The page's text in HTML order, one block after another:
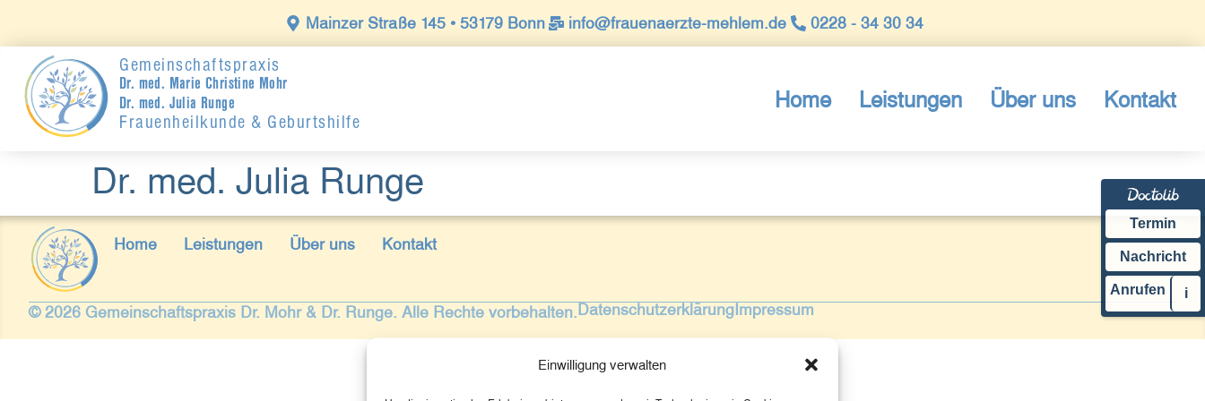
Einwilligung verwalten
Termin
Nachricht
Anrufen i
Mainzer Straße 145 • 53179 Bonn​ info@frauenaerzte-mehlem.de 0228 - 34 30 34
Gemeinschaftspraxis
Dr. med. Marie Christine Mohr
Dr. med. Julia Runge
Frauenheilkunde & Geburtshilfe
Home Leistungen Über uns Kontakt
Dr. med. Julia Runge
Home Leistungen Über uns Kontakt
© 2026 Gemeinschaftspraxis Dr. Mohr & Dr. Runge. Alle Rechte vorbehalten.DatenschutzerklärungImpressum